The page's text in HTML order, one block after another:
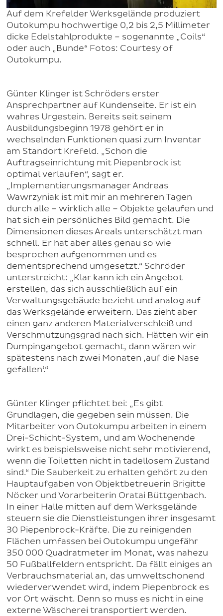
Auf dem Krefelder Werksgelände produziert
Outokumpu hochwertige 0,2 bis 2,5 Millimeter
dicke Edelstahlprodukte – sogenannte „Coils“
oder auch „Bunde“ Fotos: Courtesy of
Outokumpu.
Günter Klinger ist Schröders erster
Ansprechpartner auf Kundenseite. Er ist ein
wahres Urgestein. Bereits seit seinem
Ausbildungsbeginn 1978 gehört er in
wechselnden Funktionen quasi zum Inventar
am Standort Krefeld. „Schon die
Auftragseinrichtung mit Piepenbrock ist
optimal verlaufen“, sagt er.
„Implementierungsmanager Andreas
Wawrzyniak ist mit mir an mehreren Tagen
durch alle – wirklich alle – Objekte gelaufen und
hat sich ein persönliches Bild gemacht. Die
Dimensionen dieses Areals unterschätzt man
schnell. Er hat aber alles genau so wie
besprochen aufgenommen und es
dementsprechend umgesetzt.“ Schröder
unterstreicht: „Klar kann ich ein Angebot
erstellen, das sich ausschließlich auf ein
Verwaltungsgebäude bezieht und analog auf
das Werksgelände erweitern. Das zieht aber
einen ganz anderen Materialverschleiß und
Verschmutzungsgrad nach sich. Hätten wir ein
Dumpingangebot gemacht, dann wären wir
spätestens nach zwei Monaten ‚auf die Nase
gefallen‘.“
Günter Klinger pflichtet bei: „Es gibt
Grundlagen, die gegeben sein müssen. Die
Mitarbeiter von Outokumpu arbeiten in einem
Drei-Schicht-System, und am Wochenende
wirkt es beispielsweise nicht sehr motivierend,
wenn die Toiletten nicht in tadellosem Zustand
sind.“ Die Sauberkeit zu erhalten gehört zu den
Hauptaufgaben von Objektbetreuerin Brigitte
Nöcker und Vorarbeiterin Oratai Büttgenbach.
In einer Halle mitten auf dem Werksgelände
steuern sie die Dienstleistungen ihrer insgesamt
30 Piepenbrock-Kräfte. Die zu reinigenden
Flächen umfassen bei Outokumpu ungefähr
350 000 Quadratmeter im Monat, was nahezu
50 Fußballfeldern entspricht. Da fällt einiges an
Verbrauchsmaterial an, das umweltschonend
wiederverwendet wird, indem Piepenbrock es
vor Ort wäscht. Denn so muss es nicht in eine
externe Wäscherei transportiert werden.